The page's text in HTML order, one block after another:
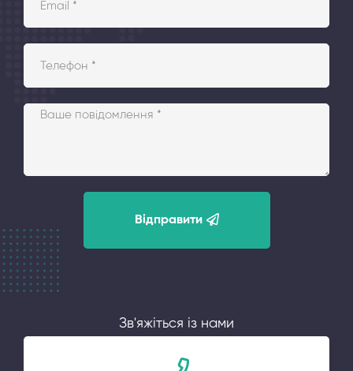
Відправити
Зв'яжіться із нами